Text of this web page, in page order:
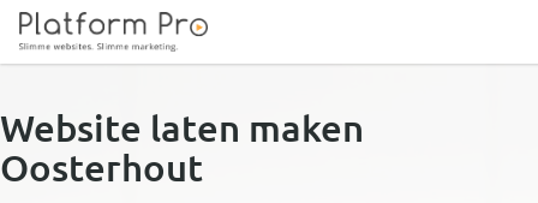
Website laten maken
Oosterhout